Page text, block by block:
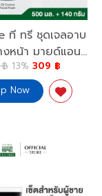
ที ทรี ชุดเจลอาบ
งหน้า มายด์แอนด์
มล.+โฟมล้าง
ล์ คอนโทรล 4.8
& Deep Clean
13% 309 ฿
Now